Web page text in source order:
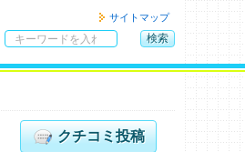
サイトマップ
検索
クチコミ投稿